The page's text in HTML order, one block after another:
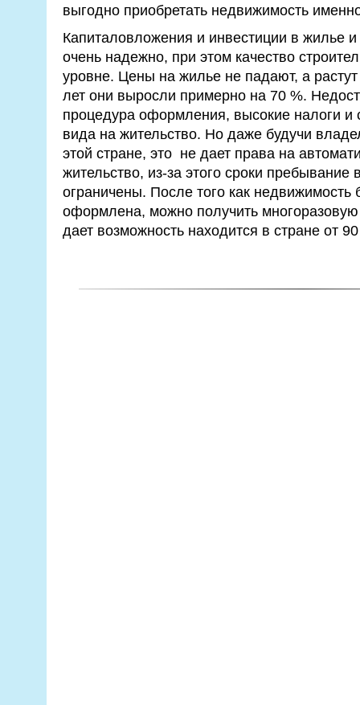
выгодно приобретать недвижимость
Капиталовложения и инвестиции в жилье
очень надежно, при этом качество
уровне. Цены на жилье не падают, а
лет они выросли примерно на 70 %.
процедура оформления, высокие налоги и
вида на жительство. Но даже будучи
этой стране, это не дает права на
жительство, из-за этого сроки пребывание
ограничены. После того как недвижимость
оформлена, можно получить
дает возможность находится в стране от